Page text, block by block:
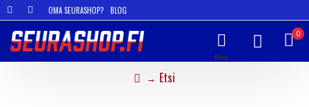
OMA SEURASHOP? BLOG
0
Etsi